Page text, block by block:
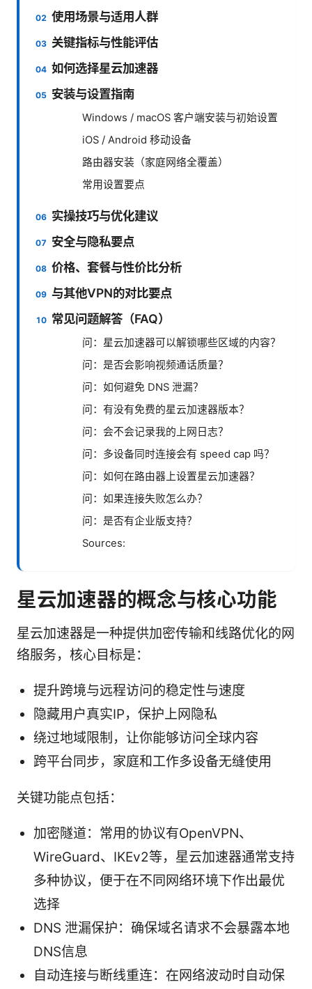
使用场景与适用人群
关键指标与性能评估
如何选择星云加速器
安装与设置指南
Windows / macOS 客户端安装与初始设置
iOS / Android 移动设备
路由器安装（家庭网络全覆盖）
常用设置要点
实操技巧与优化建议
安全与隐私要点
价格、套餐与性价比分析
与其他VPN的对比要点
常见问题解答（FAQ）
问：星云加速器可以解锁哪些区域的内容？
问：是否会影响视频通话质量？
问：如何避免 DNS 泄漏？
问：有没有免费的星云加速器版本？
问：会不会记录我的上网日志？
问：多设备同时连接会有 speed cap 吗？
问：如何在路由器上设置星云加速器？
问：如果连接失败怎么办？
问：是否有企业版支持？
Sources:
星云加速器的概念与核心功能
星云加速器是一种提供加密传输和线路优化的网
络服务，核心目标是：
提升跨境与远程访问的稳定性与速度
隐藏用户真实IP，保护上网隐私
绕过地域限制，让你能够访问全球内容
跨平台同步，家庭和工作多设备无缝使用
关键功能点包括：
加密隧道：常用的协议有OpenVPN、
WireGuard、IKEv2等，星云加速器通常支持
多种协议，便于在不同网络环境下作出最优
选择
DNS 泄漏保护：确保域名请求不会暴露本地
DNS信息
自动连接与断线重连：在网络波动时自动保